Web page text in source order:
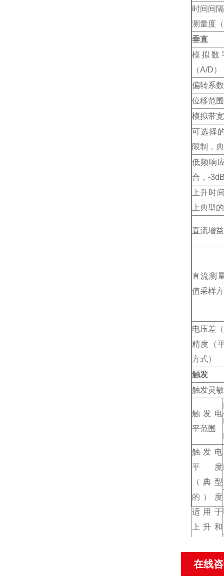
时间间
测量度
垂直
模拟数
（A/D）
偏转系数
位移范围
模拟带宽
可选择
限制，
低频响
合，-
上升时
上典型
直流增
直流测
值采样
电压差
精度（
方式）
触发
触发灵
触发电
平范围
触发电
平度
（典型
的）度
适用于
上升和
间≥20ns
的信号
在线